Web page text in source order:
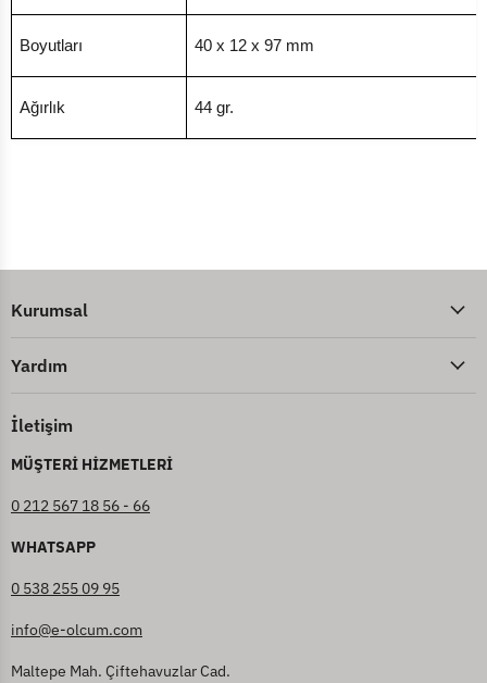
Boyutları 40 x 12 x 97 mm
Ağırlık 44 gr.
Kurumsal
Yardım
İletişim
MÜŞTERİ HİZMETLERİ
0 212 567 18 56 - 66
WHATSAPP
0 538 255 09 95
info@e-olcum.com
Maltepe Mah. Çiftehavuzlar Cad.